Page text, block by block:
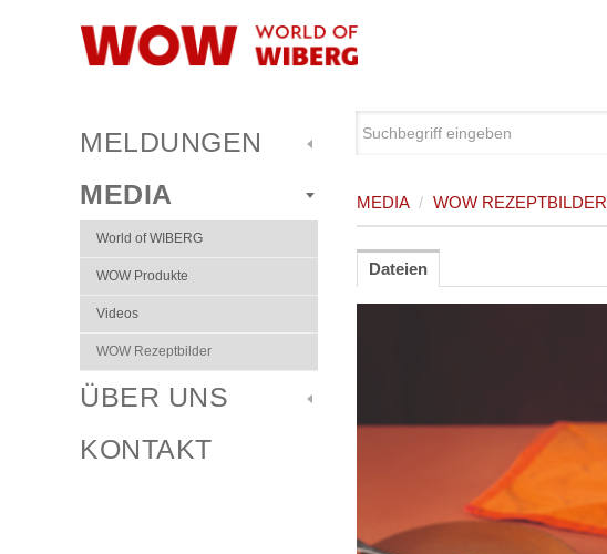
MELDUNGEN
MEDIA
World of WIBERG
WOW Produkte
Videos
WOW Rezeptbilder
ÜBER UNS
KONTAKT
MEDIA / WOW REZEPTBILDER
Dateien